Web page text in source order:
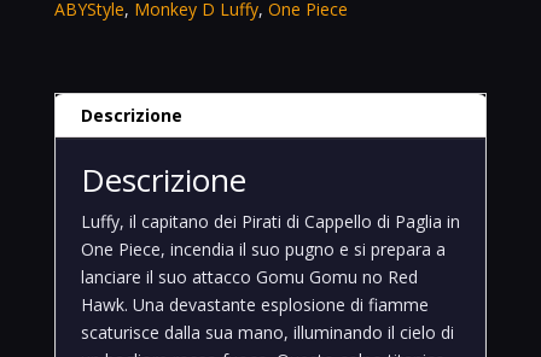
quantità
ABYStyle, Monkey D Luffy, One Piece
Descrizione
Descrizione
Luffy, il capitano dei Pirati di Cappello di Paglia in
One Piece, incendia il suo pugno e si prepara a
lanciare il suo attacco Gomu Gomu no Red
Hawk. Una devastante esplosione di fiamme
scaturisce dalla sua mano, illuminando il cielo di